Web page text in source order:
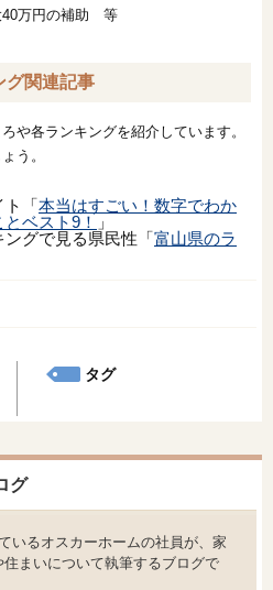
40万円の補助 等
グ関連記事
や各ランキングを紹介しています。
う。
ト「本当はすごい！数字でわか
ベスト9！
」
グで見る県民性「富山県のラ
タグ
グ
いるオスカーホームの社員が、家
まいについて執筆するブログで